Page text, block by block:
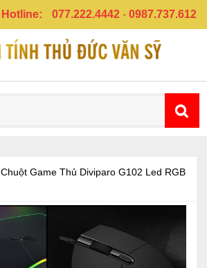
Hotline: 077.222.4442 - 0987.737.612
Chuột Game Thủ Diviparo G102 Led RGB